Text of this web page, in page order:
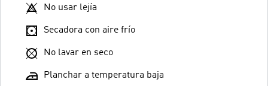
No usar lejía
Secadora con aire frío
No lavar en seco
Planchar a temperatura baja